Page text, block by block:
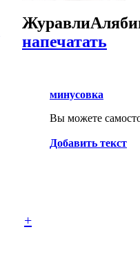
Журавли
напечатать
минусовка
Вы можете
Добавить текст
+